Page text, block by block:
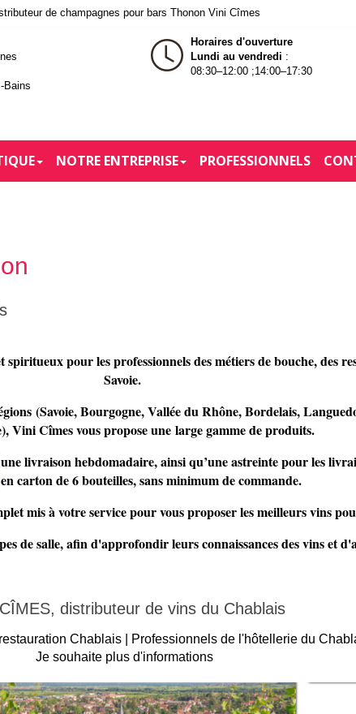
de champagnes pour bars Thonon Vini Cîmes
Bains
Horaires d'ouverture
Lundi au vendredi :
08:30–12:00 ;14:00–17:30
NOTRE ENTREPRISE PROFESSIONNELS
pour les professionnels des métiers de bouche, des
Savoie.
(Savoie, Bourgogne, Vallée du Rhône, Bordelais,
Vini Cîmes vous propose une large gamme de produits.
livraison hebdomadaire, ainsi qu’une astreinte pour les
en carton de 6 bouteilles, sans minimum de commande.
mis à votre service pour vous proposer les meilleurs vins
de salle, afin d'approfondir leurs connaissances des vins et
distributeur de vins du Chablais
Chablais |
Professionnels de l'hôtellerie du
Je souhaite plus d'informations